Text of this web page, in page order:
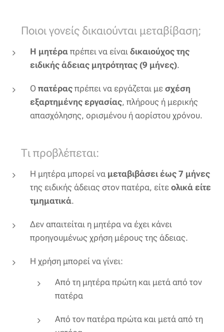
🔹 Ποιοι γονείς δικαιούνται μεταβίβαση;
Η μητέρα πρέπει να είναι δικαιούχος της
ειδικής άδειας μητρότητας (9 μήνες).
Ο πατέρας πρέπει να εργάζεται με σχέση
εξαρτημένης εργασίας, πλήρους ή μερικής
απασχόλησης, ορισμένου ή αορίστου χρόνου.
🔹 Τι προβλέπεται:
Η μητέρα μπορεί να μεταβιβάσει έως 7 μήνες
της ειδικής άδειας στον πατέρα, είτε ολικά είτε
τμηματικά.
Δεν απαιτείται η μητέρα να έχει κάνει
προηγουμένως χρήση μέρους της άδειας.
Η χρήση μπορεί να γίνει:
Από τη μητέρα πρώτη και μετά από τον
πατέρα
Από τον πατέρα πρώτα και μετά από τη